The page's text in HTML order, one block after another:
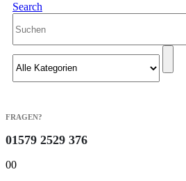
Search
FRAGEN?
01579 2529 376
00